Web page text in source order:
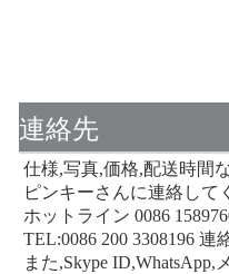
連絡先
仕様,写真,価格,配送時間
ピンキーさんに連絡して
ホットライン 0086
TEL:0086 200 3308196 連
また,Skype